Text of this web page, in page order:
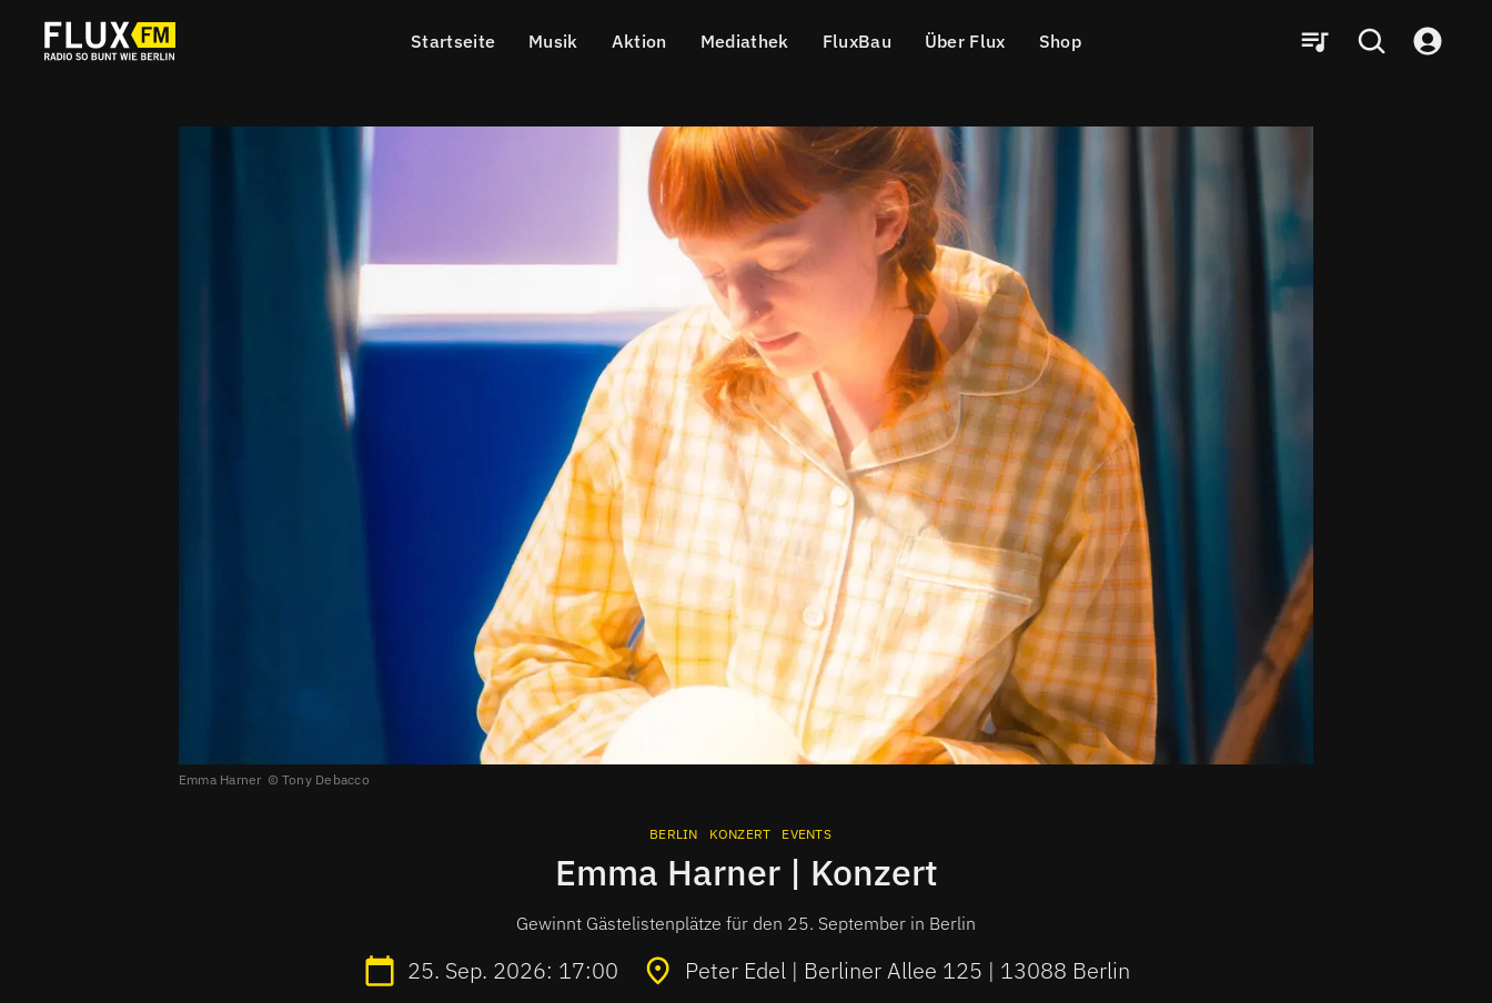
Startseite Musik Aktion Mediathek FluxBau Über Flux Shop
Emma Harner Tony Debacco
BERLIN KONZERT EVENTS
Emma Harner | Konzert
Gewinnt Gästelistenplätze für den 25. September in Berlin
25. Sep. 2026: 17:00 Peter Edel | Berliner Allee 125 | 13088 Berlin